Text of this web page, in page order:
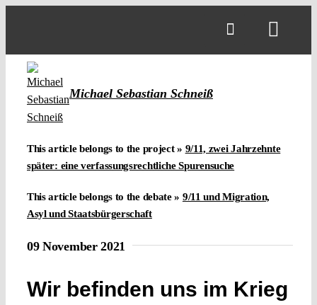
Michael Sebastian Schneiß
This article belongs to the project » 9/11, zwei Jahrzehnte
später: eine verfassungsrechtliche Spurensuche
This article belongs to the debate » 9/11 und Migration,
Asyl und Staatsbürgerschaft
09 November 2021
Wir befinden uns im Krieg